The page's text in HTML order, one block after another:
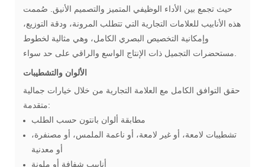
حيث تجمع بين الأداء الوظيفي المتميز والتصميم الأنيق. صُممت
هذه الأنابيب للعلامات التجارية التي تتطلب المرونة، ودقة التوزيع،
وإمكانية التخصيص البصري الكامل، وهي مثالية لخطوط
الألوان والتشطيبات
حقق التوافق الكامل مع العلامة التجارية من خلال خيارات جمالية
متقدمة:
مطابقة ألوان بانتون حسب الطلب
تشطيبات لامعة، أو غير لامعة، أو ناعمة الملمس، أو مصنفرة،
أو معدنية
أنابيب شفافة أو ملونة